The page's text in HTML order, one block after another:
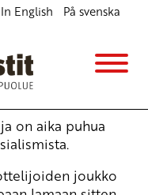
In English På svenska
kriisin
on aika puhua
joukko